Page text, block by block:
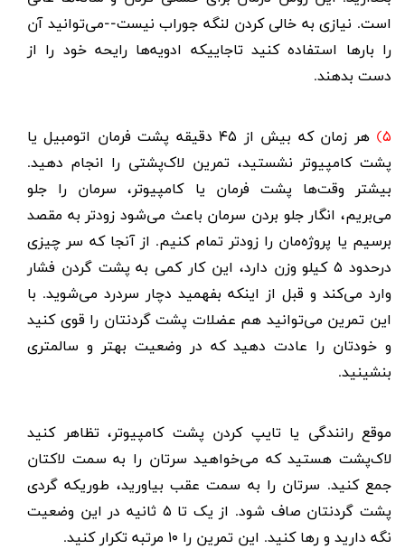
است. نیازی به خالی کردن لنگه جوراب نیست--می‌توانید آن
را بارها استفاده کنید تاجاییکه ادویه‌ها رایحه خود را از
دست بدهند.
۵)
هر زمان که بیش از ۴۵ دقیقه پشت فرمان اتومبیل یا
پشت کامپیوتر نشستید، تمرین لاک‌پشتی را انجام دهید.
بیشتر وقت‌ها پشت فرمان یا کامپیوتر، سرمان را جلو
می‌بریم، انگار جلو بردن سرمان باعث می‌شود زودتر به مقصد
برسیم یا پروژه‌مان را زودتر تمام کنیم. از آنجا که سر چیزی
درحدود ۵ کیلو وزن دارد، این کار کمی به پشت گردن فشار
وارد می‌کند و قبل از اینکه بفهمید دچار سردرد می‌شوید. با
این تمرین می‌توانید هم عضلات پشت گردنتان را قوی کنید
و خودتان را عادت دهید که در وضعیت بهتر و سالمتری
بنشینید.
موقع رانندگی یا تایپ کردن پشت کامپیوتر، تظاهر کنید
لاک‌پشت هستید که می‌خواهید سرتان را به سمت لاکتان
جمع کنید. سرتان را به سمت عقب بیاورید، طوریکه گردی
پشت گردنتان صاف شود. از یک تا ۵ ثانیه در این وضعیت
نگه دارید و رها کنید. این تمرین را ۱۰ مرتبه تکرار کنید.